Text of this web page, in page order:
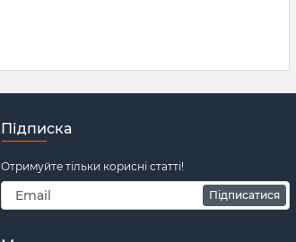
Підписка
Отримуйте тільки корисні статті!
Підписатися